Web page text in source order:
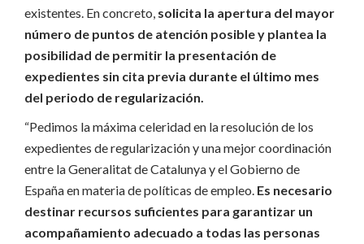
existentes. En concreto, solicita la apertura del mayor
número de puntos de atención posible y plantea la
posibilidad de permitir la presentación de
expedientes sin cita previa durante el último mes
del periodo de regularización.
“Pedimos la máxima celeridad en la resolución de los
expedientes de regularización y una mejor coordinación
entre la Generalitat de Catalunya y el Gobierno de
España en materia de políticas de empleo. Es necesario
destinar recursos suficientes para garantizar un
acompañamiento adecuado a todas las personas